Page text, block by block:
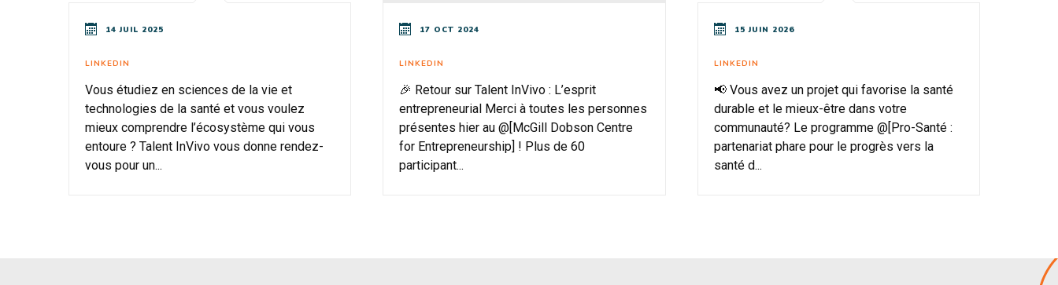
14 JUIL 2025
LINKEDIN
Vous étudiez en sciences de la vie et
technologies de la santé et vous voulez
mieux comprendre l’écosystème qui vous
entoure ? Talent InVivo vous donne rendez-
vous pour un...
17 OCT 2024
LINKEDIN
🎉 Retour sur Talent InVivo : L’esprit
entrepreneurial Merci à toutes les personnes
présentes hier au @[McGill Dobson Centre
for Entrepreneurship] ! Plus de 60
participant...
15 JUIN 2026
LINKEDIN
📢 Vous avez un projet qui favorise la santé
durable et le mieux-être dans votre
communauté? Le programme @[Pro-Santé :
partenariat phare pour le progrès vers la
santé d...